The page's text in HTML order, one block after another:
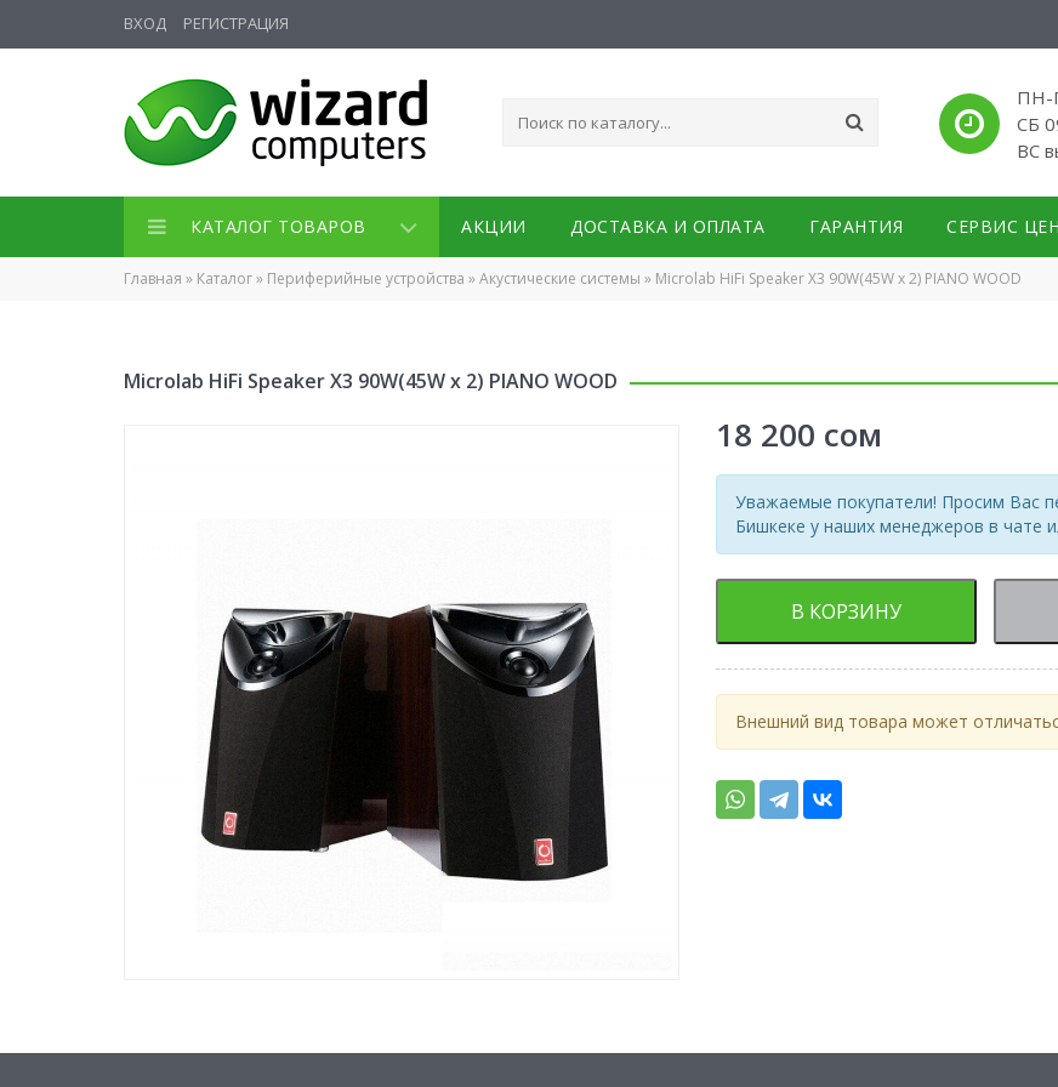
ВХОД РЕГИСТРАЦИЯ
ПН-
СБ
ВС
КАТАЛОГ ТОВАРОВ АКЦИИ ДОСТАВКА И ОПЛАТА ГАРАНТИЯ СЕРВИС
Главная » Каталог» Периферийные устройства »Акустические системы » Microlab HiFi Speaker X3 90W(45W x 2) PIANO WOOD
Microlab HiFi Speaker X3 90W(45W x 2) PIANO WOOD
18 200 сом
Уважаемые покупатели! Просим Вас
Бишкеке у наших менеджеров в чате
В КОРЗИНУ
Внешний вид товара может